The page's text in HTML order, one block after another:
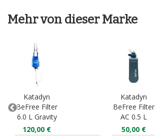
Mehr von dieser Marke
Katadyn
BeFree Filter
6.0 L Gravity
120,00 €
Katadyn
BeFree Filter
AC 0.5 L
50,00 €